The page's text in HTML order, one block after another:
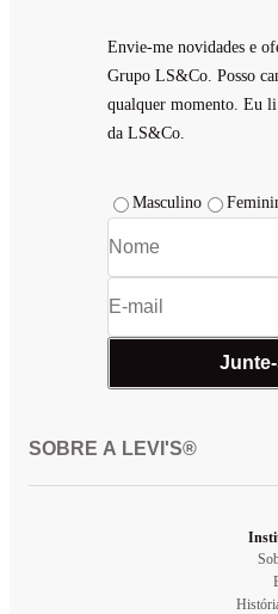
Envie-me novidades e
Grupo LS&Co. Posso
qualquer momento. Eu
da LS&Co.
Masculino
SOBRE A LEVI'S®